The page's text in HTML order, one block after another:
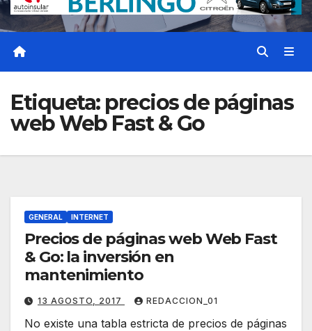
Etiqueta: precios de páginas
web Web Fast & Go
GENERAL INTERNET
Precios de páginas web Web Fast
& Go: la inversión en
mantenimiento
13 AGOSTO, 2017 REDACCION_01
No existe una tabla estricta de precios de páginas